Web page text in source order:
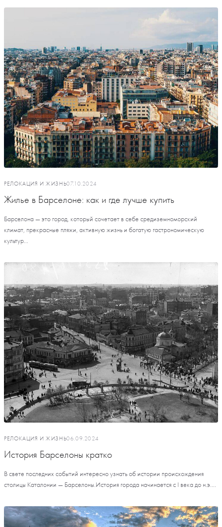
РЕЛОКАЦИЯ И ЖИЗНЬ07.10.2024
Жилье в Барселоне: как и где лучше купить
Барселона — это город, который сочетает в себе средиземноморский
климат, прекрасные пляжи, активную жизнь и богатую гастрономическую
культур...
РЕЛОКАЦИЯ И ЖИЗНЬ06.09.2024
История Барселоны кратко
В свете последних событий интересно узнать об истории происхождения
столицы Каталонии — Барселоны.История города начинается с I века до н.э....